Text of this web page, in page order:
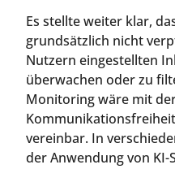
Es stellte weiter klar,
grundsätzlich nicht
Nutzern eingestellten
überwachen oder zu
Monitoring wäre mit
vereinbar. In
der Anwendung von KI-